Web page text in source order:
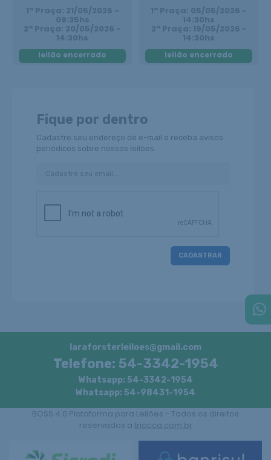
1ª Praça: 21/05/2026 -
09:35hs
2ª Praça: 20/05/2026 -
14:30hs
leilão encerrado
1ª Praça: 05/05/2026 -
14:30hs
2ª Praça: 19/05/2026 -
14:30hs
leilão encerrado
Fique por dentro
Cadastre seu endereço de e-mail e receba avisos
periódicos sobre nossos leilões.
laraforsterleiloes@gmail.com
Telefone: 54-3342-1954
Whatsapp: 54-3342-1954
Whatsapp: 54-98431-1954
BOSS 4.0 Plataforma para Leilões - Todos os direitos
reservados a triacca.com.br